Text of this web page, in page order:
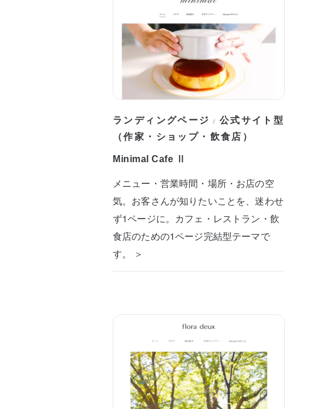
ランディングページ / 公式サイト型
（作家・ショップ・飲食店）
Minimal Cafe Ⅱ
メニュー・営業時間・場所・お店の空
気。お客さんが知りたいことを、迷わせ
ず1ページに。カフェ・レストラン・飲
食店のための1ページ完結型テーマで
す。 ＞